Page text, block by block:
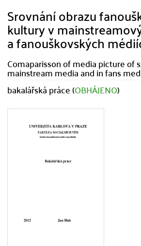
Srovnání obrazu
kultury v
a fanouškovských
Comaparisson of media picture of
mainstream media and in fans
bakalářská práce (OBHÁJENO)